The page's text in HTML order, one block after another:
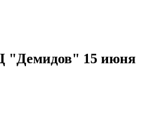
"Демидов" 15 июня